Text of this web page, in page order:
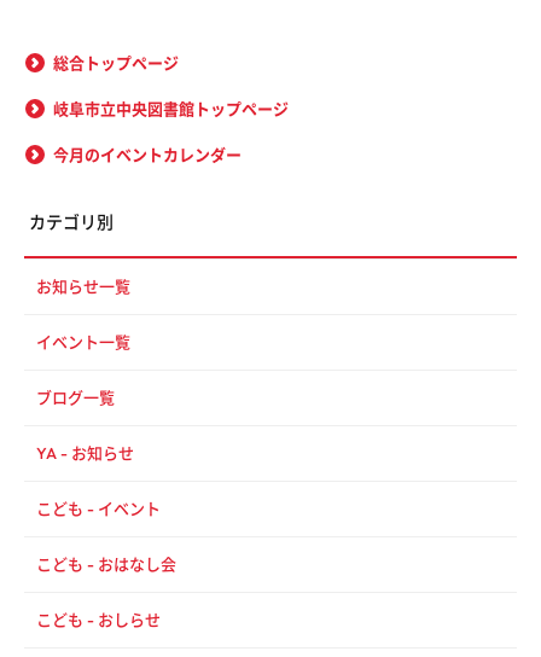
総合トップページ
岐阜市立中央図書館トップページ
今月のイベントカレンダー
カテゴリ別
お知らせ一覧
イベント一覧
ブログ一覧
YA - お知らせ
こども - イベント
こども - おはなし会
こども - おしらせ